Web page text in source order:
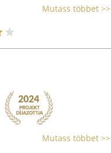
Mutass többet >>
Mutass többet >>